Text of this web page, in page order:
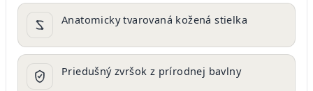
Anatomicky tvarovaná kožená stielka
Priedušný zvršok z prírodnej bavlny